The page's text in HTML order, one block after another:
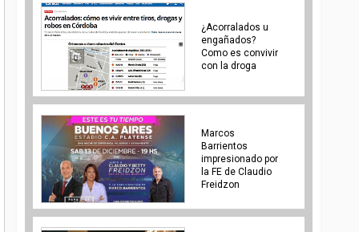
¿Acorralados u
engañados?
Como es convivir
con la droga
Marcos
Barrientos
impresionado por
la FE de Claudio
Freidzon